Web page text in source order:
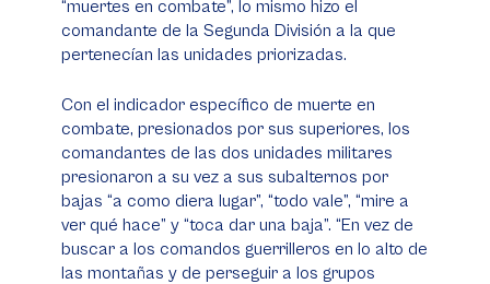
“muertes en combate”, lo mismo hizo el
comandante de la Segunda División a la que
pertenecían las unidades priorizadas.
Con el indicador específico de muerte en
combate, presionados por sus superiores, los
comandantes de las dos unidades militares
presionaron a su vez a sus subalternos por
bajas “a como diera lugar”, “todo vale”, “mire a
ver qué hace” y “toca dar una baja”. “En vez de
buscar a los comandos guerrilleros en lo alto de
las montañas y de perseguir a los grupos